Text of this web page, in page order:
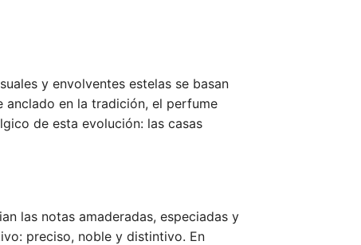
y envolventes estelas se basan
anclado en la tradición, el perfume
de esta evolución: las casas
las notas amaderadas, especiadas y
preciso, noble y distintivo. En